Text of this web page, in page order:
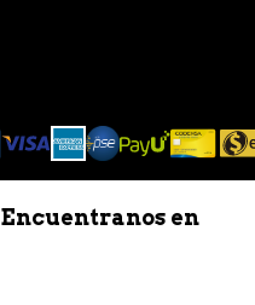
Encuentranos en